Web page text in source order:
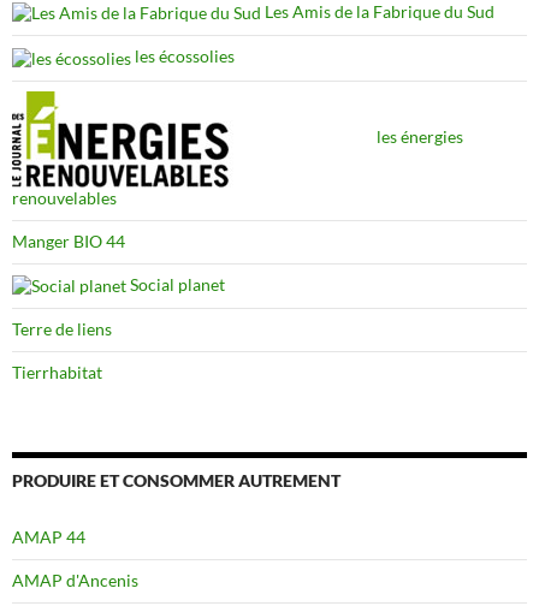
Les Amis de la Fabrique du Sud
les écossolies
les énergies
renouvelables
Manger BIO 44
Social planet
Terre de liens
Tierrhabitat
PRODUIRE ET CONSOMMER AUTREMENT
AMAP 44
AMAP d'Ancenis